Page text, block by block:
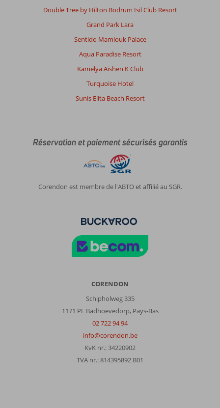
Double Tree by Hilton Bodrum Isil Club Resort
Grand Park Lara
Sentido Mamlouk Palace
Aqua Paradise Resort
Kamelya Aishen K Club
Turquoise Hotel
Sunis Elita Beach Resort
Réservation et paiement sécurisés garantis
Corendon est membre de l'ABTO et affilié au SGR.
CORENDON
Schipholweg 335
1171 PL Badhoevedorp, Pays-Bas
02 722 94 94
info@corendon.be
KvK nr.: 34220902
TVA nr.: 814395892 B01